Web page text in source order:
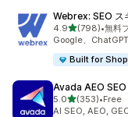
Webrex: SEO ス
4.95つ星中
(798)
合計レビュー数：
•無料
Google、
Built for
Avada AEO
5.05つ星中
(353)
合計レビュー数：
•Free
AI SEO, AEO,